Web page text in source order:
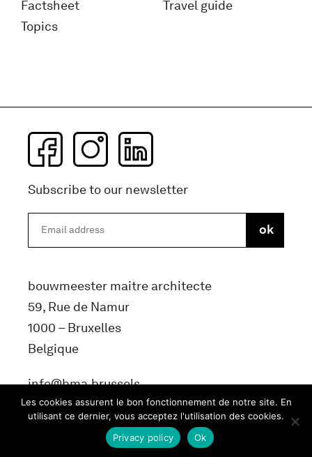
Factsheet
Topics
Travel guide
Subscribe to our newsletter
bouwmeester maitre architecte
59, Rue de Namur
1000 – Bruxelles
Belgique
info@bma.brussels
Les cookies assurent le bon fonctionnement de notre site. En
utilisant ce dernier, vous acceptez l'utilisation des cookies.
Ok
Privacy policy